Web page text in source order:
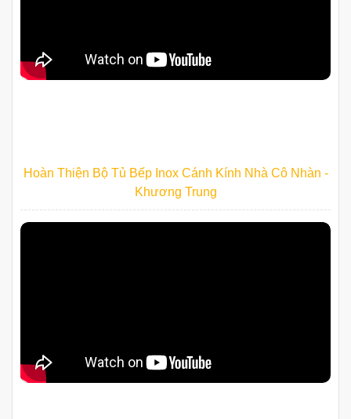
Hoàn Thiện Bộ Tủ Bếp Inox Cánh Kính Nhà Cô Nhàn -
Khương Trung